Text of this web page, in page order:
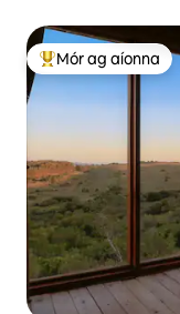
An-mhór ag aíonna
Mór ag aíonna